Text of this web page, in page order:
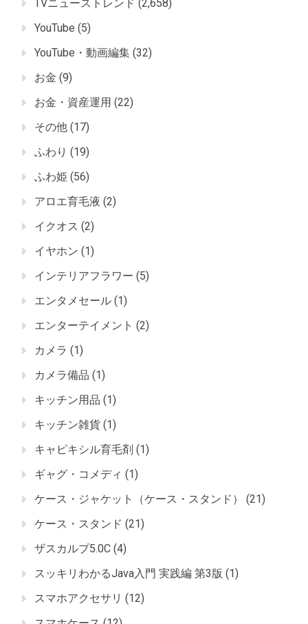
TVニューストレンド (2,658)
YouTube (5)
YouTube・動画編集 (32)
お金 (9)
お金・資産運用 (22)
その他 (17)
ふわり (19)
ふわ姫 (56)
アロエ育毛液 (2)
イクオス (2)
イヤホン (1)
インテリアフラワー (5)
エンタメセール (1)
エンターテイメント (2)
カメラ (1)
カメラ備品 (1)
キッチン用品 (1)
キッチン雑貨 (1)
キャピキシル育毛剤 (1)
ギャグ・コメディ (1)
ケース・ジャケット（ケース・スタンド）
(21)
ケース・スタンド (21)
ザスカルプ5.0C (4)
スッキリわかるJava入門 実践編 第3版 (1)
スマホアクセサリ (12)